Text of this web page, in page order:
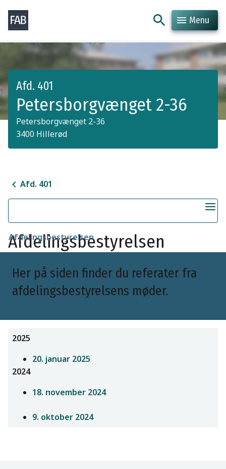
Hop til indhold
Hop til søgning
Menu
Afd. 401
Petersborgvænget 2-36
Petersborgvænget 2-36
3400 Hillerød
Afd. 401
Afdelingsbestyrelsen
Afdelingsbestyrelsen
Her på siden finder du referater fra
afdelingsbestyrelsens møder.
2025
20. januar 2025
2024
18. november 2024
9. oktober 2024